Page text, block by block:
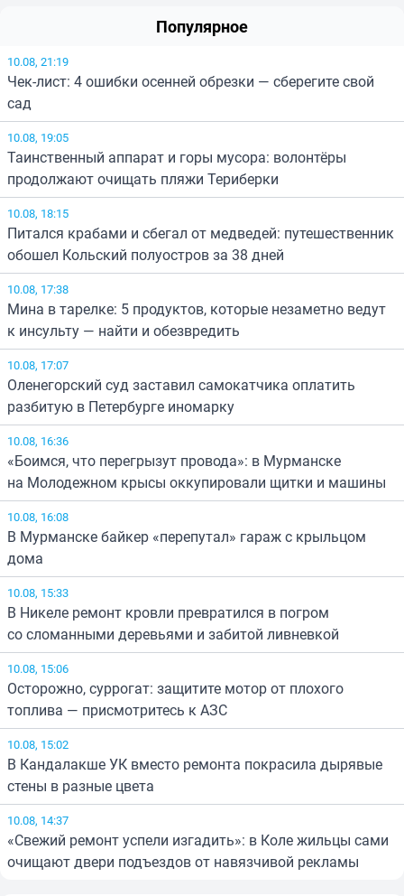
Популярное
10.08, 21:19
Чек-лист: 4 ошибки осенней обрезки — сберегите свой
сад
10.08, 19:05
Таинственный аппарат и горы мусора: волонтёры
продолжают очищать пляжи Териберки
10.08, 18:15
Питался крабами и сбегал от медведей: путешественник
обошел Кольский полуостров за 38 дней
10.08, 17:38
Мина в тарелке: 5 продуктов, которые незаметно ведут
к инсульту — найти и обезвредить
10.08, 17:07
Оленегорский суд заставил самокатчика оплатить
разбитую в Петербурге иномарку
10.08, 16:36
«Боимся, что перегрызут провода»: в Мурманске
на Молодежном крысы оккупировали щитки и машины
10.08, 16:08
В Мурманске байкер «перепутал» гараж с крыльцом
дома
10.08, 15:33
В Никеле ремонт кровли превратился в погром
со сломанными деревьями и забитой ливневкой
10.08, 15:06
Осторожно, суррогат: защитите мотор от плохого
топлива — присмотритесь к АЗС
10.08, 15:02
В Кандалакше УК вместо ремонта покрасила дырявые
стены в разные цвета
10.08, 14:37
«Свежий ремонт успели изгадить»: в Коле жильцы сами
очищают двери подъездов от навязчивой рекламы